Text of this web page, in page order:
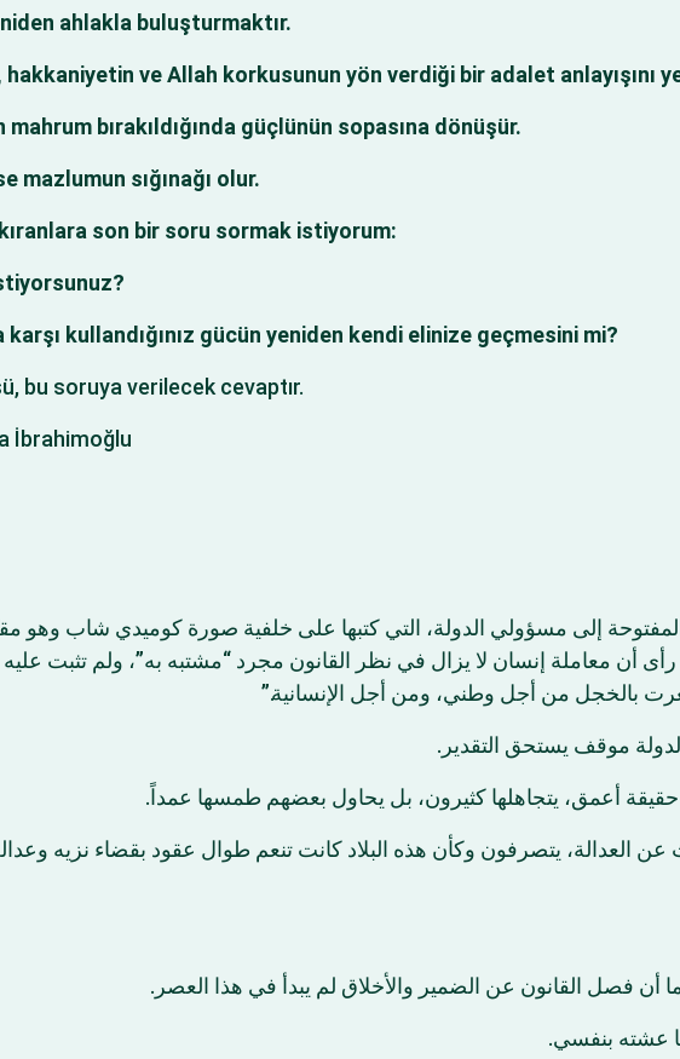
ahlakla buluşturmaktır.
ve Allah korkusunun yön verdiği bir adalet anlayışını
bırakıldığında güçlünün sopasına dönüşür.
mazlumun sığınağı olur.
son bir soru sormak istiyorum:
kullandığınız gücün yeniden kendi elinize geçmesini mi?
bu soruya verilecek cevaptır.
İbrahimoğlu
إلى مسؤولي الدولة، التي كتبها على خلفية صورة كوميدي شاب وهو
أن معاملة إنسان لا يزال في نظر القانون مجرد “مشتبه به”، ولم تثبت
بالخجل من أجل وطني، ومن أجل الإنسانية.”
موقف يستحق التقدير.
أعمق، يتجاهلها كثيرون، بل يحاول بعضهم طمسها عمداً.
العدالة، يتصرفون وكأن هذه البلاد كانت تنعم طوال عقود بقضاء نزيه
أن فصل القانون عن الضمير والأخلاق لم يبدأ في هذا العصر.
عشته بنفسي.